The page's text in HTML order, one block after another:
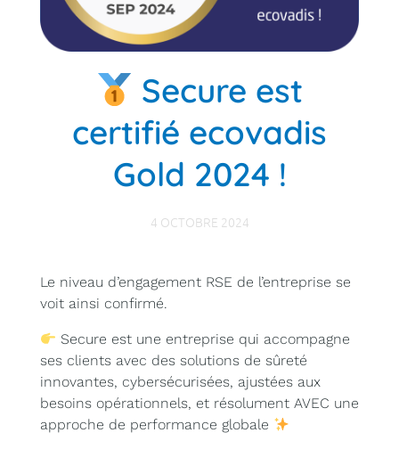
Secure est
certifié ecovadis
Gold 2024 !
4 OCTOBRE 2024
Le niveau d’engagement RSE de l’entreprise se
voit ainsi confirmé.
Secure est une entreprise qui accompagne
ses clients avec des solutions de sûreté
innovantes, cybersécurisées, ajustées aux
besoins opérationnels, et résolument AVEC une
approche de performance globale